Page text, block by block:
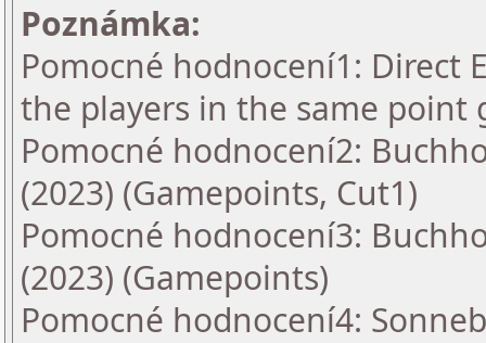
Poznámka:
Pomocné hodnocení1: Direct
the players in the same point
Pomocné hodnocení2:
(2023) (Gamepoints, Cut1)
Pomocné hodnocení3:
(2023) (Gamepoints)
Pomocné hodnocení4: